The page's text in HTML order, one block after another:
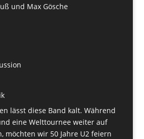
und Max Gösche
lässt diese Band kalt. Während
eine Welttournee weiter auf
möchten wir 50 Jahre U2 feiern